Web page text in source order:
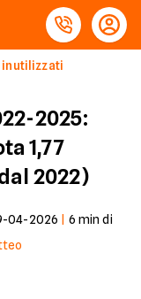
2025:
1,77
2022)
04-2026 6 min di